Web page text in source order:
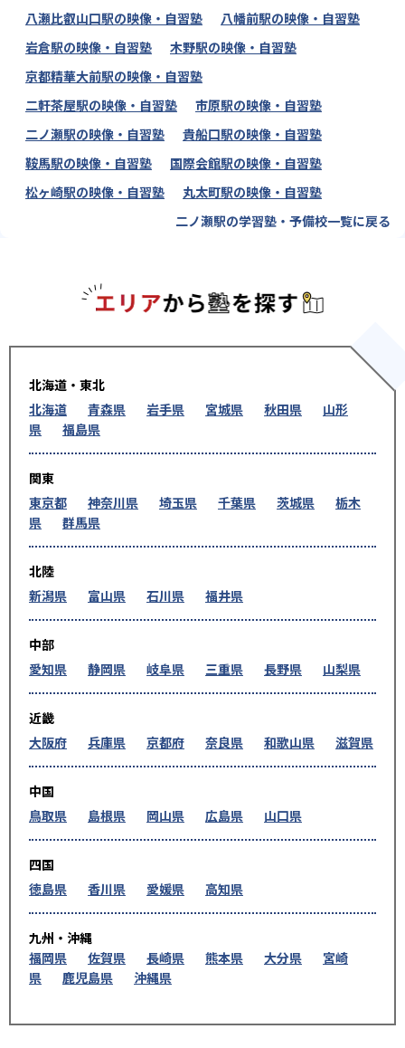
八瀬比叡山口駅の映像・自習塾
八幡前駅の映像・自習塾
岩倉駅の映像・自習塾
木野駅の映像・自習塾
京都精華大前駅の映像・自習塾
二軒茶屋駅の映像・自習塾
市原駅の映像・自習塾
二ノ瀬駅の映像・自習塾
貴船口駅の映像・自習塾
鞍馬駅の映像・自習塾
国際会館駅の映像・自習塾
松ヶ崎駅の映像・自習塾
丸太町駅の映像・自習塾
二ノ瀬駅の学習塾・予備校一覧に戻る
北海道・東北
北海道
青森県 岩手県 宮城県 秋田県
山形
県
福島県
関東
東京都
神奈川県 埼玉県 千葉県 茨城県
栃木
県
群馬県
北陸
新潟県
富山県 石川県 福井県
中部
愛知県
静岡県 岐阜県 三重県 長野県 山梨県
近畿
大阪府
兵庫県 京都府 奈良県 和歌山県 滋賀県
中国
鳥取県
島根県 岡山県 広島県 山口県
四国
徳島県
香川県 愛媛県 高知県
九州・沖縄
福岡県
佐賀県 長崎県 熊本県 大分県
宮崎
県
鹿児島県 沖縄県